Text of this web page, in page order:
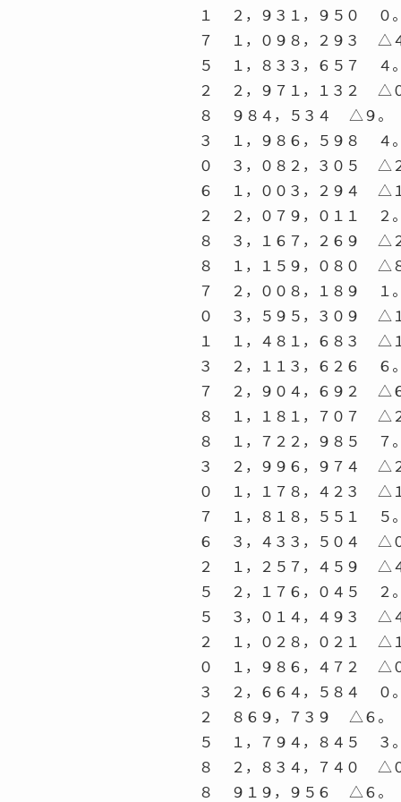
１ ２，９３１，９５０ ０。
７ １，０９８，２９３ △４
５ １，８３３，６５７ ４。
２ ２，９７１，１３２ △０
８ ９８４，５３４ △９。
３ １，９８６，５９８ ４。
０ ３，０８２，３０５ △２
６ １，００３，２９４ △１
２ ２，０７９，０１１ ２。
８ ３，１６７，２６９ △２
８ １，１５９，０８０ △８
７ ２，００８，１８９ １。
０ ３，５９５，３０９ △１
１ １，４８１，６８３ △１
３ ２，１１３，６２６ ６。
７ ２，９０４，６９２ △６
８ １，１８１，７０７ △２
８ １，７２２，９８５ ７。
３ ２，９９６，９７４ △２
０ １，１７８，４２３ △１
７ １，８１８，５５１ ５。
６ ３，４３３，５０４ △０
２ １，２５７，４５９ △４
５ ２，１７６，０４５ ２。
５ ３，０１４，４９３ △４
２ １，０２８，０２１ △１
０ １，９８６，４７２ △０
３ ２，６６４，５８４ ０。
２ ８６９，７３９ △６。
５ １，７９４，８４５ ３。
８ ２，８３４，７４０ △０
８ ９１９，９５６ △６。